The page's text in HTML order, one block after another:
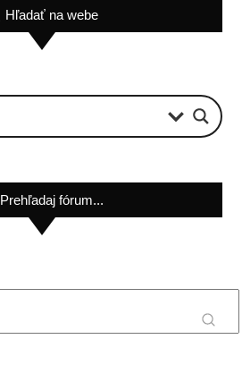
Hľadať na webe
Prehľadaj fórum...